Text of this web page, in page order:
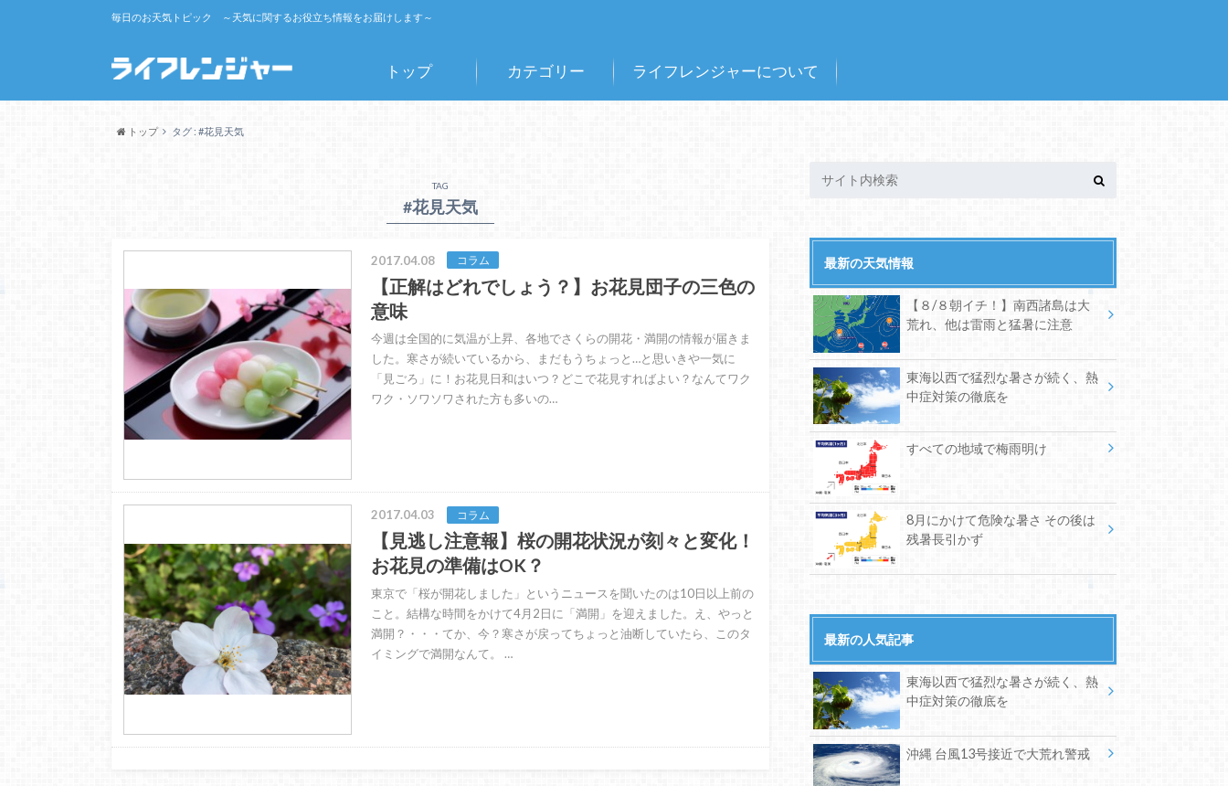
毎日のお天気トピック ～天気に関するお役立ち情報をお届けします～
トップ カテゴリー ライフレンジャーについて
トップ タグ : #花見天気
TAG
#花見天気
2017.04.08 コラム
【正解はどれでしょう？】お花見団子の三色の
意味
今週は全国的に気温が上昇、各地でさくらの開花・満開の情報が届きま
した。寒さが続いているから、まだもうちょっと…と思いきや一気に
「見ごろ」に！お花見日和はいつ？どこで花見すればよい？なんてワク
ワク・ソワソワされた方も多いの…
2017.04.03 コラム
【見逃し注意報】桜の開花状況が刻々と変化！
お花見の準備はOK？
東京で「桜が開花しました」というニュースを聞いたのは10日以上前の
こと。結構な時間をかけて4月2日に「満開」を迎えました。え、やっと
満開？・・・てか、今？寒さが戻ってちょっと油断していたら、このタ
イミングで満開なんて。 …
最新の天気情報
【８/８朝イチ！】南西諸島は大
荒れ、他は雷雨と猛暑に注意
東海以西で猛烈な暑さが続く、熱
中症対策の徹底を
すべての地域で梅雨明け
8月にかけて危険な暑さ その後は
残暑長引かず
最新の人気記事
東海以西で猛烈な暑さが続く、熱
中症対策の徹底を
沖縄 台風13号接近で大荒れ警戒